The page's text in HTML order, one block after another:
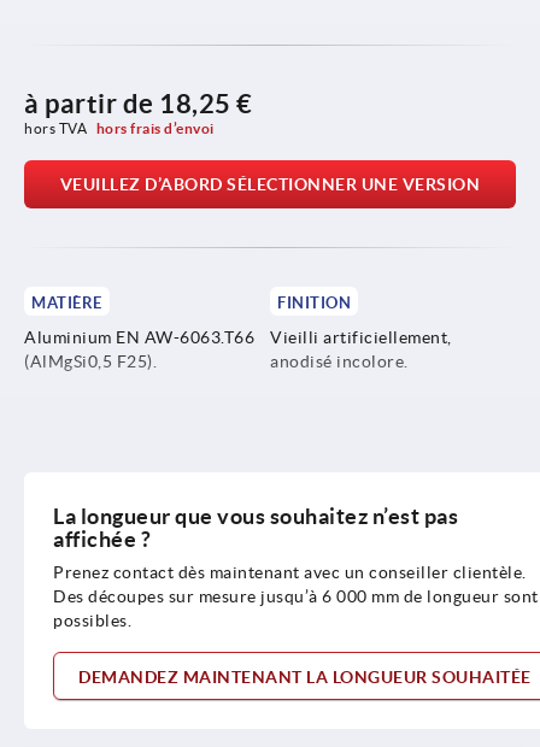
à partir de 18,25 €
hors TVA hors frais d’envoi
VEUILLEZ D’ABORD SÉLECTIONNER UNE VERSION
MATIÈRE
Aluminium EN AW-6063.T66
(AlMgSi0,5 F25).
FINITION
Vieilli artificiellement,
anodisé incolore.
La longueur que vous souhaitez n’est pas
affichée ?
Prenez contact dès maintenant avec un conseiller clientèle.
Des découpes sur mesure jusqu’à 6 000 mm de longueur sont
possibles.
DEMANDEZ MAINTENANT LA LONGUEUR SOUHAITÉE